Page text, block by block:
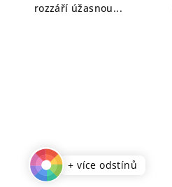
rozzáří úžasnou...
+ více odstínů